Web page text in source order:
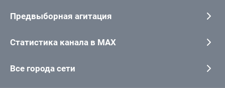
Предвыборная агитация
Статистика канала в MAX
Все города сети